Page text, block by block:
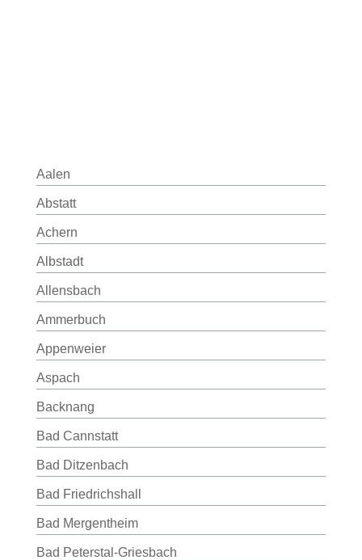
Aalen
Abstatt
Achern
Albstadt
Allensbach
Ammerbuch
Appenweier
Aspach
Backnang
Bad Cannstatt
Bad Ditzenbach
Bad Friedrichshall
Bad Mergentheim
Bad Peterstal-Griesbach